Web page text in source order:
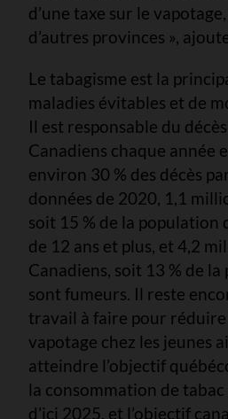
d’une taxe sur le
d’autres provinces »,
Le tabagisme est la
maladies évitables et de
Il est responsable du
Canadiens chaque année
environ 30 % des décès
données de 2020, 1,1
soit 15 % de la population
de 12 ans et plus, et 4,2
Canadiens, soit 13 % de
sont fumeurs. Il reste
travail à faire pour
vapotage chez les jeunes
atteindre l’objectif
la consommation de tabac
d’ici 2025, et l’objectif